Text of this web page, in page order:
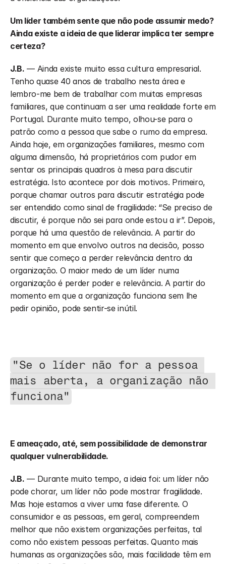
Um líder também sente que não pode assumir medo?
Ainda existe a ideia de que liderar implica ter sempre
certeza?
J.B. — Ainda existe muito essa cultura empresarial.
Tenho quase 40 anos de trabalho nesta área e
lembro-me bem de trabalhar com muitas empresas
familiares, que continuam a ser uma realidade forte em
Portugal. Durante muito tempo, olhou-se para o
patrão como a pessoa que sabe o rumo da empresa.
Ainda hoje, em organizações familiares, mesmo com
alguma dimensão, há proprietários com pudor em
sentar os principais quadros à mesa para discutir
estratégia. Isto acontece por dois motivos. Primeiro,
porque chamar outros para discutir estratégia pode
ser entendido como sinal de fragilidade: “Se preciso de
discutir, é porque não sei para onde estou a ir”. Depois,
porque há uma questão de relevância. A partir do
momento em que envolvo outros na decisão, posso
sentir que começo a perder relevância dentro da
organização. O maior medo de um líder numa
organização é perder poder e relevância. A partir do
momento em que a organização funciona sem lhe
pedir opinião, pode sentir-se inútil.
"Se o líder não for a pessoa
mais aberta, a organização não
funciona"
E ameaçado, até, sem possibilidade de demonstrar
qualquer vulnerabilidade.
J.B. — Durante muito tempo, a ideia foi: um líder não
pode chorar, um líder não pode mostrar fragilidade.
Mas hoje estamos a viver uma fase diferente. O
consumidor e as pessoas, em geral, compreendem
melhor que não existem organizações perfeitas, tal
como não existem pessoas perfeitas. Quanto mais
humanas as organizações são, mais facilidade têm em